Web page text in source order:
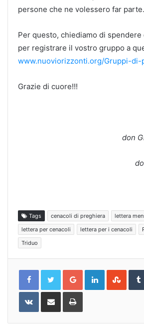
persone che ne volessero far parte.
Per questo, chiediamo di
per registrare il vostro gruppo a
www.nuoviorizzonti.org/Gruppi-di-
Grazie di cuore!!!
don
Tags cenacoli di preghiera
lettera
lettera per cenacoli
lettera per i cenacoli
Triduo
Google+LinkedIn
VKontakteShare
Email
Print